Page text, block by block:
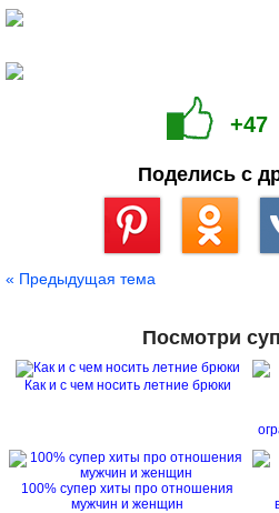
+47
Поделись с
« Предыдущая тема
Посмотри
Как и с чем носить летние брюки
100% супер хиты про отношения
мужчин и женщин